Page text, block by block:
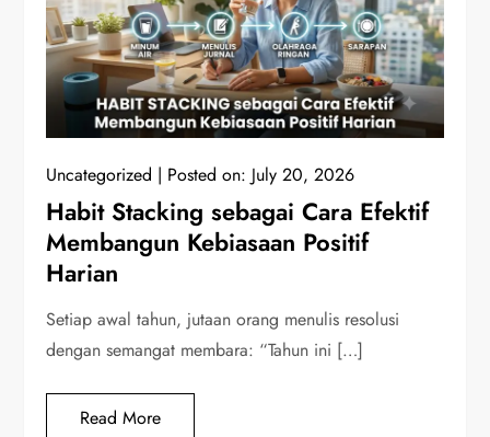
Uncategorized Posted on: July 20, 2026
Habit Stacking sebagai Cara Efektif
Membangun Kebiasaan Positif
Harian
Setiap awal tahun, jutaan orang menulis resolusi
dengan semangat membara: “Tahun ini […]
Read More